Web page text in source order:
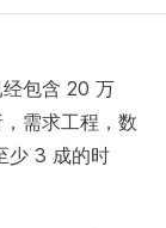
包含 20 万
需求工程，数
少 3 成的时